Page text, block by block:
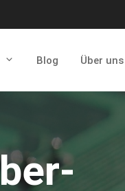
Blog Über uns